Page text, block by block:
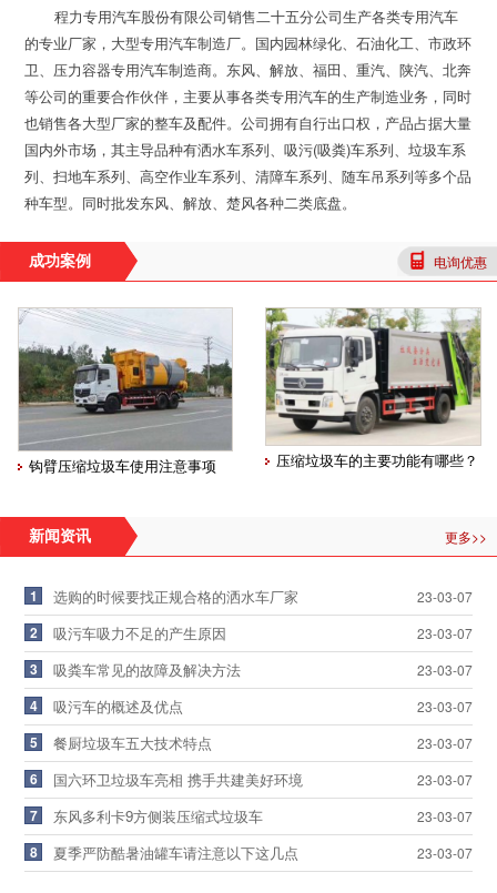
程力专用汽车股份有限公司销售二十五分公司生产各类专用汽车
的专业厂家，大型专用汽车制造厂。国内园林绿化、石油化工、市政环
卫、压力容器专用汽车制造商。东风、解放、福田、重汽、陕汽、北奔
等公司的重要合作伙伴，主要从事各类专用汽车的生产制造业务，同时
也销售各大型厂家的整车及配件。公司拥有自行出口权，产品占据大量
国内外市场，其主导品种有洒水车系列、吸污(吸粪)车系列、垃圾车系
列、扫地车系列、高空作业车系列、清障车系列、随车吊系列等多个品
种车型。同时批发东风、解放、楚风各种二类底盘。
成功案例 电询优惠
钩臂压缩垃圾车使用注意事项 压缩垃圾车的主要功能有哪些？
新闻资讯 更多>>
1 选购的时候要找正规合格的洒水车厂家 23-03-07
2 吸污车吸力不足的产生原因 23-03-07
3 吸粪车常见的故障及解决方法 23-03-07
4 吸污车的概述及优点 23-03-07
5 餐厨垃圾车五大技术特点 23-03-07
6 国六环卫垃圾车亮相 携手共建美好环境 23-03-07
7 东风多利卡9方侧装压缩式垃圾车 23-03-07
8 夏季严防酷暑油罐车请注意以下这几点 23-03-07